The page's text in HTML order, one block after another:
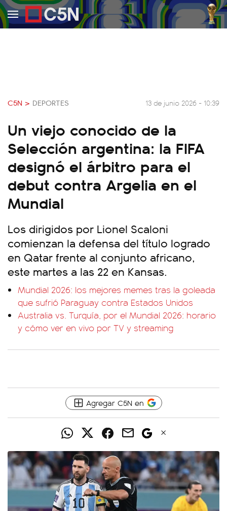
C5N > DEPORTES 13 de junio 2026 - 10:39
Un viejo conocido de la
Selección argentina: la FIFA
designó el árbitro para el
debut contra Argelia en el
Mundial
Los dirigidos por Lionel Scaloni
comienzan la defensa del título logrado
en Qatar frente al conjunto africano,
este martes a las 22 en Kansas.
Mundial 2026: los mejores memes tras la goleada
que sufrió Paraguay contra Estados Unidos
Australia vs. Turquía, por el Mundial 2026: horario
y cómo ver en vivo por TV y streaming
Agregar C5N en